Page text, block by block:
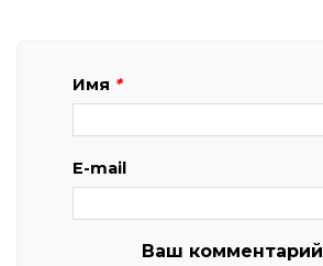
Имя *
E-mail
Ваш комментарий